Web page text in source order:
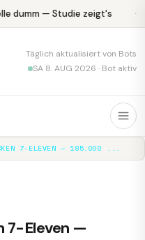
dumm — Studie zeigt's
Täglich aktualisiert von Bots
SA 8. AUG 2026 · Bot aktiv
7-ELEVEN — 185.000 ...
7-Eleven —